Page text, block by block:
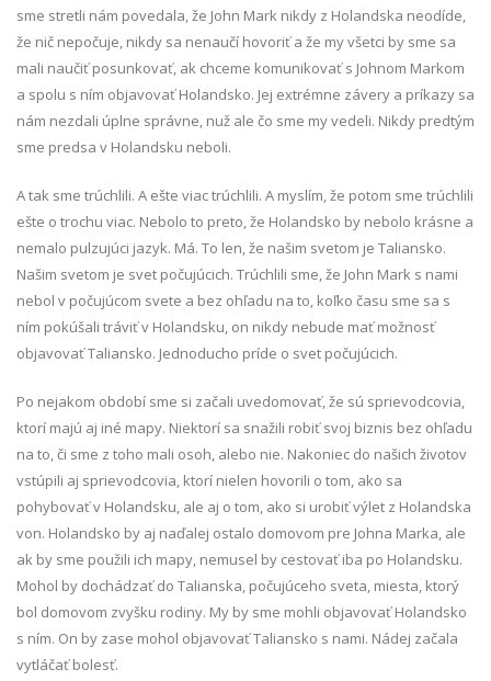
sme stretli nám povedala, že John Mark nikdy z Holandska neodíde,
že nič nepočuje, nikdy sa nenaučí hovoriť a že my všetci by sme sa
mali naučiť posunkovať, ak chceme komunikovať s Johnom Markom
a spolu s ním objavovať Holandsko. Jej extrémne závery a príkazy sa
nám nezdali úplne správne, nuž ale čo sme my vedeli. Nikdy predtým
sme predsa v Holandsku neboli.
A tak sme trúchlili. A ešte viac trúchlili. A myslím, že potom sme trúchlili
ešte o trochu viac. Nebolo to preto, že Holandsko by nebolo krásne a
nemalo pulzujúci jazyk. Má. To len, že našim svetom je Taliansko.
Našim svetom je svet počujúcich. Trúchlili sme, že John Mark s nami
nebol v počujúcom svete a bez ohľadu na to, koľko času sme sa s
ním pokúšali tráviť v Holandsku, on nikdy nebude mať možnosť
objavovať Taliansko. Jednoducho príde o svet počujúcich.
Po nejakom období sme si začali uvedomovať, že sú sprievodcovia,
ktorí majú aj iné mapy. Niektorí sa snažili robiť svoj biznis bez ohľadu
na to, či sme z toho mali osoh, alebo nie. Nakoniec do našich životov
vstúpili aj sprievodcovia, ktorí nielen hovorili o tom, ako sa
pohybovať v Holandsku, ale aj o tom, ako si urobiť výlet z Holandska
von. Holandsko by aj naďalej ostalo domovom pre Johna Marka, ale
ak by sme použili ich mapy, nemusel by cestovať iba po Holandsku.
Mohol by dochádzať do Talianska, počujúceho sveta, miesta, ktorý
bol domovom zvyšku rodiny. My by sme mohli objavovať Holandsko
s ním. On by zase mohol objavovať Taliansko s nami. Nádej začala
vytláčať bolesť.